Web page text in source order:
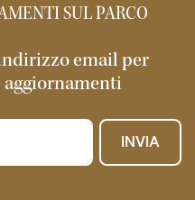
SUL PARCO
email per
INVIA